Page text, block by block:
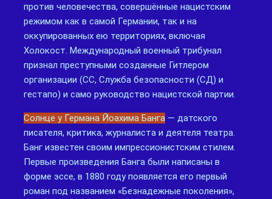
против человечества, совершённые нацистским
режимом как в самой Германии, так и на
оккупированных ею территориях, включая
Холокост. Международный военный трибунал
признал преступными созданные Гитлером
организации (СС, Служба безопасности (СД) и
гестапо) и само руководство нацистской партии.
Солнце у Германа Йоахима Банга — датского
писателя, критика, журналиста и деятеля театра.
Банг известен своим импрессионистским стилем.
Первые произведения Банга были написаны в
форме эссе, в 1880 году появляется его первый
роман под названием «Безнадежные поколения»,